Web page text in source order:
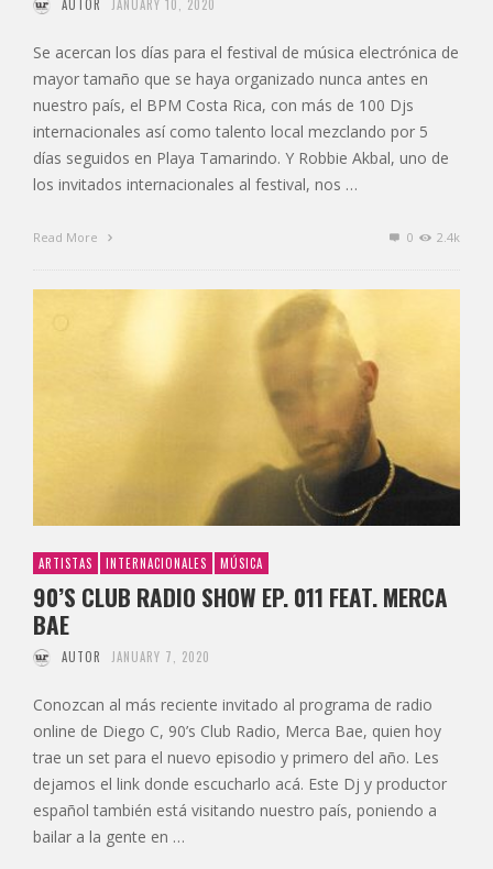
AUTOR JANUARY 10, 2020
Se acercan los días para el festival de música electrónica de
mayor tamaño que se haya organizado nunca antes en
nuestro país, el BPM Costa Rica, con más de 100 Djs
internacionales así como talento local mezclando por 5
días seguidos en Playa Tamarindo. Y Robbie Akbal, uno de
los invitados internacionales al festival, nos …
Read More 0 2.4k
ARTISTAS INTERNACIONALES MÚSICA
90’S CLUB RADIO SHOW EP. 011 FEAT. MERCA
BAE
AUTOR JANUARY 7, 2020
Conozcan al más reciente invitado al programa de radio
online de Diego C, 90’s Club Radio, Merca Bae, quien hoy
trae un set para el nuevo episodio y primero del año. Les
dejamos el link donde escucharlo acá. Este Dj y productor
español también está visitando nuestro país, poniendo a
bailar a la gente en …